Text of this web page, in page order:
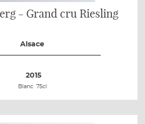
- Grand cru Riesling
Alsace
2015
Blanc 75cl